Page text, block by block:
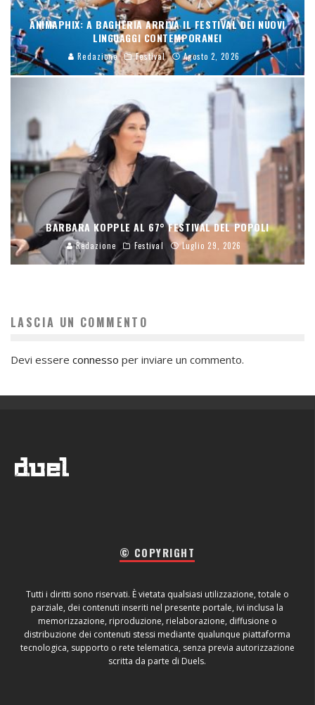
ANIMAPHIX: A BAGHERIA ARRIVA IL FESTIVAL DEI NUOVI
LINGUAGGI CONTEMPORANEI
Redazione Festival Agosto 2, 2026
BARBARA KOPPLE AL 67° FESTIVAL DEL POPOLI
Redazione Festival Luglio 29, 2026
LASCIA UN COMMENTO
Devi essere connesso per inviare un commento.
© COPYRIGHT
Tutti i diritti sono riservati. È vietata qualsiasi utilizzazione, totale o
parziale, dei contenuti inseriti nel presente portale, ivi inclusa la
memorizzazione, riproduzione, rielaborazione, diffusione o
distribuzione dei contenuti stessi mediante qualunque piattaforma
tecnologica, supporto o rete telematica, senza previa autorizzazione
scritta da parte di Duels.